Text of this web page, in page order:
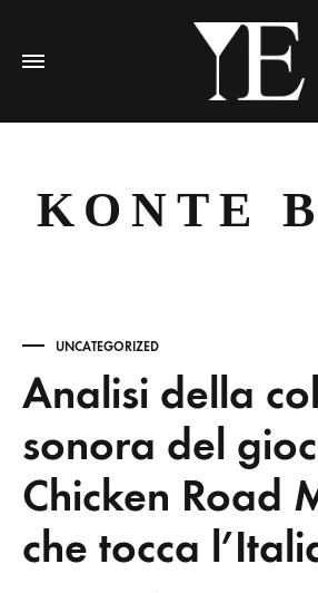
KONTE
UNCATEGORIZED
Analisi della
sonora del
Chicken Road
che tocca